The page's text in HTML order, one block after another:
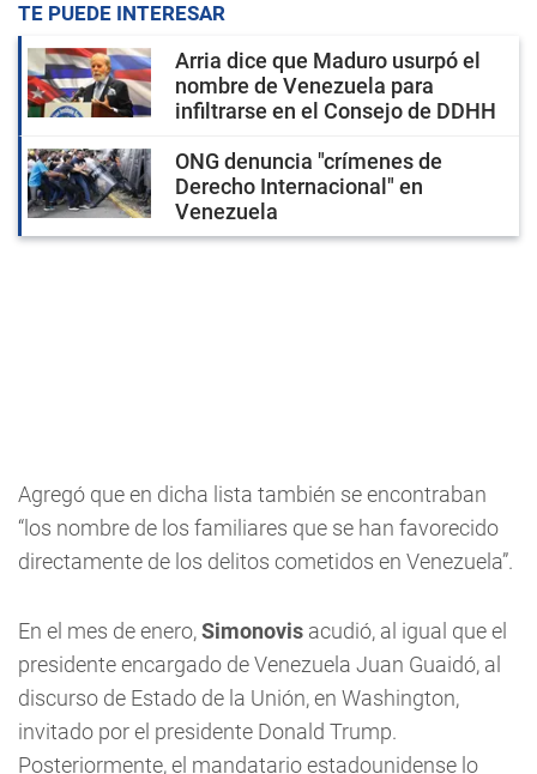
TE PUEDE INTERESAR
Arria dice que Maduro usurpó el
nombre de Venezuela para
infiltrarse en el Consejo de DDHH
ONG denuncia "crímenes de
Derecho Internacional" en
Venezuela
Agregó que en dicha lista también se encontraban
“los nombre de los familiares que se han favorecido
directamente de los delitos cometidos en Venezuela”.
En el mes de enero,Simonovis acudió, al igual que el
presidente encargado de Venezuela Juan Guaidó, al
discurso de Estado de la Unión, en Washington,
invitado por el presidente Donald Trump.
Posteriormente, el mandatario estadounidense lo